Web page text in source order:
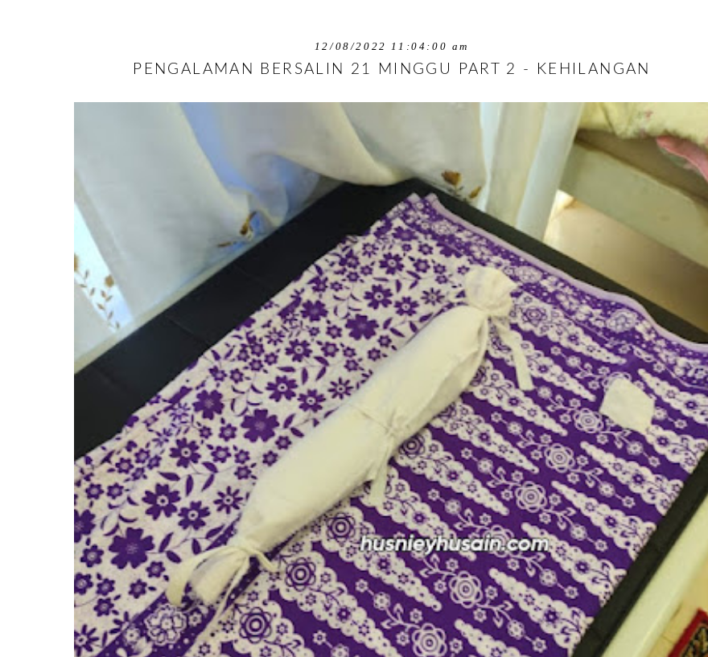
12/08/2022 11:04:00 am
PENGALAMAN BERSALIN 21 MINGGU PART 2 - KEHILANGAN